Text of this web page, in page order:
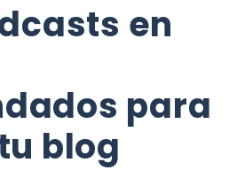
en
para
blog